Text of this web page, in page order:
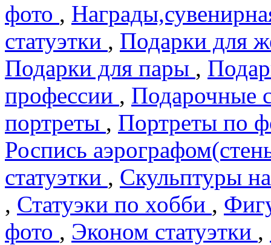
фото ,
статуэтки , Подарки для
Подарки для пары ,
профеcсии , Подарочные
портреты , Портреты по
Роспись
статуэтки , Скульптуры
, Статуэки по хобби ,
фото , Эконом статуэтки ,